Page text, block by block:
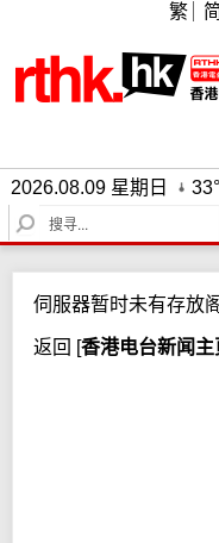
繁
2026.08.09 星期日
S
e
c
h
伺服器暂时未有存放
返回 [香港电台新闻主